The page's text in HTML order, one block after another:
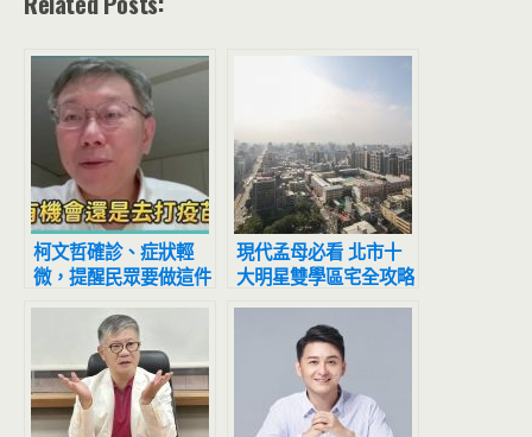
柯文哲確診、症狀輕
微，提醒民眾要做這件
事保護自己
現代孟母必看 北市十
大明星雙學區宅全攻略
「長安國小、大同高中
國中部」263件交易居
優質雙學區宅冠軍